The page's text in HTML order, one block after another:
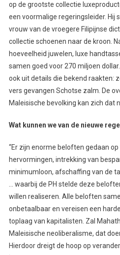
op de grootste collectie
een voormalige regeringsleider. Hij
vrouw van de vroegere Filipijnse
collectie schoenen naar de kroon.
hoeveelheid juwelen, luxe
samen goed voor 270 miljoen
ook uit details die bekend raakten:
vers gevangen Schotse zalm. De
Maleisische bevolking kan zich dat
Wat kunnen we van de nieuwe
“Er zijn enorme beloften gedaan
hervormingen, intrekking van
minimumloon, afschaffing van de
… waarbij de PH stelde deze
willen realiseren. Alle beloften
onbetaalbaar en vereisen een
toplaag van kapitalisten. Zal
Maleisische neoliberalisme, dat
Hierdoor dreigt de hoop op